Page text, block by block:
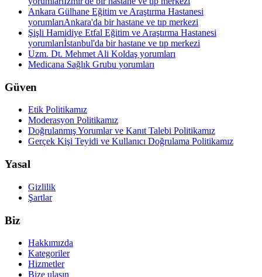
Ankara Gülhane Eğitim ve Araştırma Hastanesi
yorumlarıAnkara'da bir hastane ve tıp merkezi
Şişli Hamidiye Etfal Eğitim ve Araştırma Hastanesi
yorumlarıİstanbul'da bir hastane ve tıp merkezi
Uzm. Dt. Mehmet Ali Koldaş yorumları
Medicana Sağlık Grubu yorumları
Güven
Etik Politikamız
Moderasyon Politikamız
Doğrulanmış Yorumlar ve Kanıt Talebi Politikamız
Gerçek Kişi Teyidi ve Kullanıcı Doğrulama Politikamız
Yasal
Gizlilik
Şartlar
Biz
Hakkımızda
Kategoriler
Hizmetler
Bize ulaşın